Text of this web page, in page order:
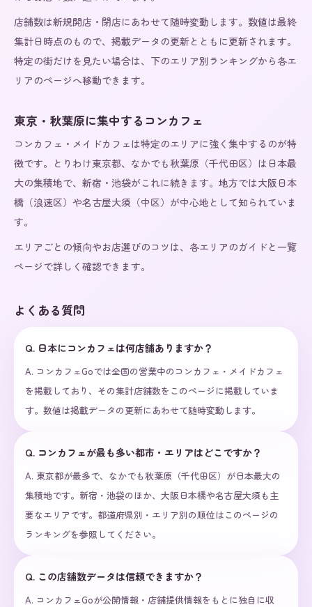
店舗数は新規開店・閉店にあわせて随時変動します。数値は最終
集計日時点のもので、掲載データの更新とともに更新されます。
特定の街だけを見たい場合は、下のエリア別ランキングから各エ
リアのページへ移動できます。
東京・秋葉原に集中するコンカフェ
コンカフェ・メイドカフェは特定のエリアに強く集中するのが特
徴です。とりわけ東京都、なかでも秋葉原（千代田区）は日本最
大の集積地で、新宿・池袋がこれに続きます。地方では大阪日本
橋（浪速区）や名古屋大須（中区）が中心地として知られていま
す。
エリアごとの傾向やお店選びのコツは、各エリアのガイドと一覧
ページで詳しく確認できます。
よくある質問
Q. 日本にコンカフェは何店舗ありますか？
A. コンカフェGoでは全国の営業中のコンカフェ・メイドカフェ
を掲載しており、その集計店舗数をこのページに掲載していま
す。数値は掲載データの更新にあわせて随時変動します。
Q. コンカフェが最も多い都市・エリアはどこですか？
A. 東京都が最多で、なかでも秋葉原（千代田区）が日本最大の
集積地です。新宿・池袋のほか、大阪日本橋や名古屋大須も主
要なエリアです。都道府県別・エリア別の順位はこのページの
ランキングを参照してください。
Q. この店舗数データは信頼できますか？
A. コンカフェGoが公開情報・店舗提供情報をもとに独自に収